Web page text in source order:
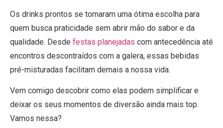
Os drinks prontos se tornaram uma ótima escolha para
quem busca praticidade sem abrir mão do sabor e da
qualidade. Desde festas planejadas com antecedência até
encontros descontraídos com a galera, essas bebidas
pré-misturadas facilitam demais a nossa vida.
Vem comigo descobrir como elas podem simplificar e
deixar os seus momentos de diversão ainda mais top.
Vamos nessa?